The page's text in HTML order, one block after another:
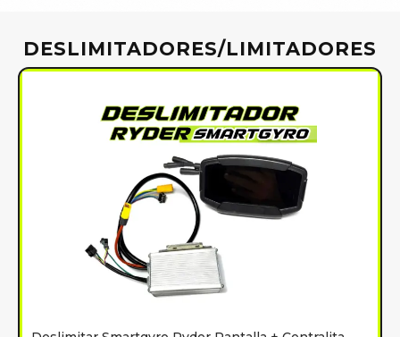
DESLIMITADORES/LIMITADORES